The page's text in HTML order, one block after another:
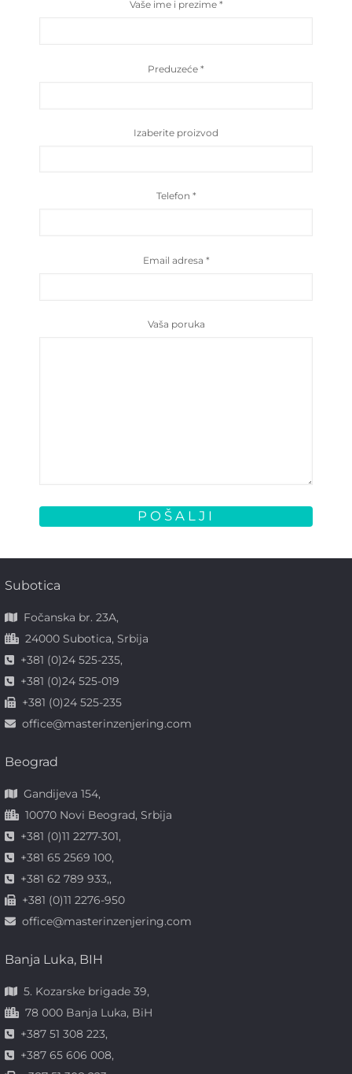
Vaše ime i prezime *
Preduzeće *
Izaberite proizvod
Telefon *
Email adresa *
Vaša poruka
Subotica
Fočanska br. 23A,
24000 Subotica, Srbija
+381 (0)24 525-235,
+381 (0)24 525-019
+381 (0)24 525-235
office@masterinzenjering.com
Beograd
Gandijeva 154,
10070 Novi Beograd, Srbija
+381 (0)11 2277-301,
+381 65 2569 100,
+381 62 789 933,,
+381 (0)11 2276-950
office@masterinzenjering.com
Banja Luka, BIH
5. Kozarske brigade 39,
78 000 Banja Luka, BiH
+387 51 308 223,
+387 65 606 008,